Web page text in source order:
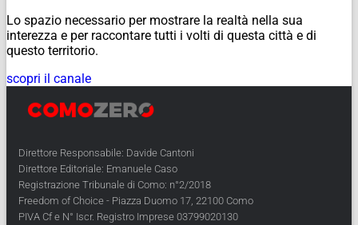
Lo spazio necessario per mostrare la realtà nella sua
interezza e per raccontare tutti i volti di questa città e di
questo territorio.
scopri il canale
Direttore Responsabile: Davide Cantoni
Direttore Editoriale: Emanuele Caso
Registrazione Tribunale di Como: n°2/2018
Freedom of Choice - Piazza Duomo 17, 22100 Como
PIVA Cf e N° Iscr. Registro Imprese 03799020130